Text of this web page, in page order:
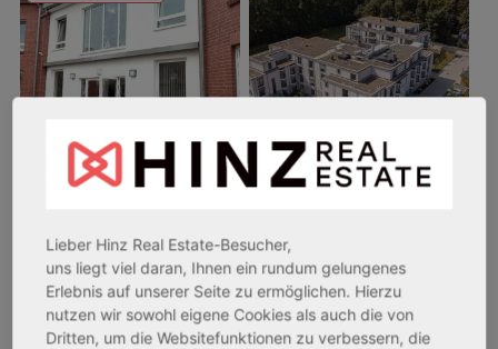
Rendite:
3,60 %
Assetklasse:
Pflegeapartment
Rendite:
3,50 %
Assetklasse:
Pflegeapartment
Lieber Hinz Real Estate-Besucher,
uns liegt viel daran, Ihnen ein rundum gelungenes
Erlebnis auf unserer Seite zu ermöglichen. Hierzu
nutzen wir sowohl eigene Cookies als auch die von
Dritten, um die Websitefunktionen zu verbessern, die